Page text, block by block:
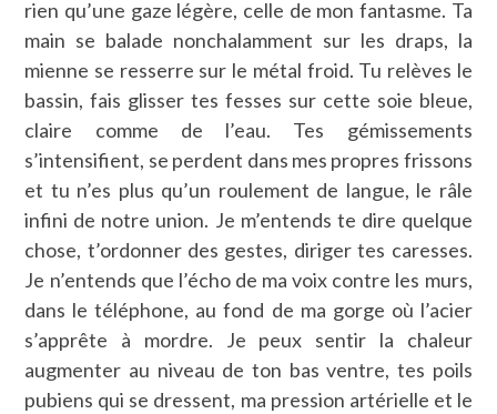
rien qu’une gaze légère, celle de mon fantasme. Ta
main se balade nonchalamment sur les draps, la
mienne se resserre sur le métal froid. Tu relèves le
bassin, fais glisser tes fesses sur cette soie bleue,
claire comme de l’eau. Tes gémissements
s’intensifient, se perdent dans mes propres frissons
et tu n’es plus qu’un roulement de langue, le râle
infini de notre union. Je m’entends te dire quelque
chose, t’ordonner des gestes, diriger tes caresses.
Je n’entends que l’écho de ma voix contre les murs,
dans le téléphone, au fond de ma gorge où l’acier
s’apprête à mordre. Je peux sentir la chaleur
augmenter au niveau de ton bas ventre, tes poils
pubiens qui se dressent, ma pression artérielle et le